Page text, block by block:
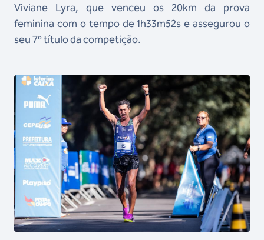
Viviane Lyra, que venceu os 20km da prova
feminina com o tempo de 1h33m52s e assegurou o
seu 7º título da competição.